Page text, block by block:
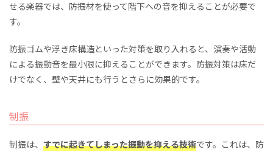
せる楽器では、防振材を使って階下への音を抑えることが必要で
す。
防振ゴムや浮き床構造といった対策を取り入れると、演奏や活動
による振動音を最小限に抑えることができます。防振対策は床だ
けでなく、壁や天井にも行うとさらに効果的です。
制振
制振は、 すでに起きてしまった振動を抑える技術です。これは、防